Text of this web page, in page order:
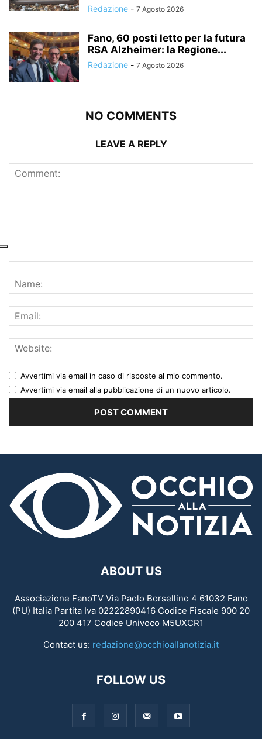
Redazione - 7 Agosto 2026
Fano, 60 posti letto per la futura
RSA Alzheimer: la Regione...
Redazione - 7 Agosto 2026
NO COMMENTS
LEAVE A REPLY
Avvertimi via email in caso di risposte al mio commento.
Avvertimi via email alla pubblicazione di un nuovo articolo.
ABOUT US
Associazione FanoTV Via Paolo Borsellino 4 61032 Fano
(PU) Italia Partita Iva 02222890416 Codice Fiscale 900 20
200 417 Codice Univoco M5UXCR1
Contact us: redazione@occhioallanotizia.it
FOLLOW US